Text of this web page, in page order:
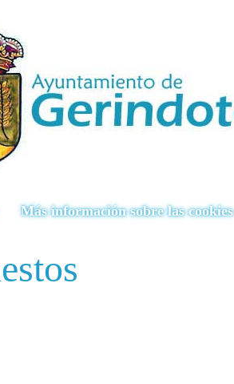
Más información sobre las cookies